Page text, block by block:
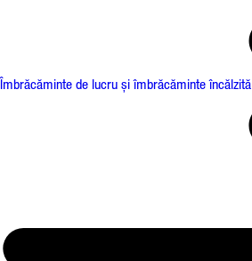
Îmbrăcăminte de lucru și îmbrăcăminte încălzită